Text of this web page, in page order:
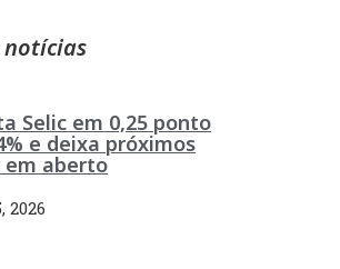
Selic em 0,25 ponto
e deixa próximos
em aberto
2026